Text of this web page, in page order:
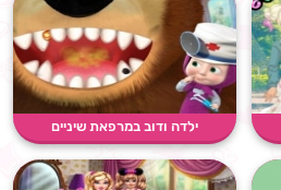
ילדה ודוב במרפאת שיניים